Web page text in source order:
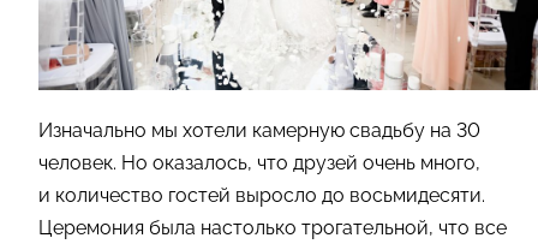
Изначально мы хотели камерную свадьбу на 30
человек. Но оказалось, что друзей очень много,
и количество гостей выросло до восьмидесяти.
Церемония была настолько трогательной, что все